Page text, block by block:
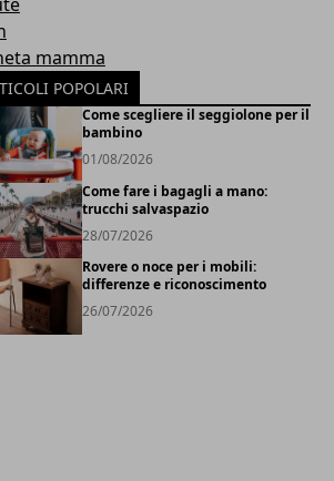
mamma
POPOLARI
Come scegliere il seggiolone per il
bambino
01/08/2026
Come fare i bagagli a mano:
trucchi salvaspazio
28/07/2026
Rovere o noce per i mobili:
differenze e riconoscimento
26/07/2026